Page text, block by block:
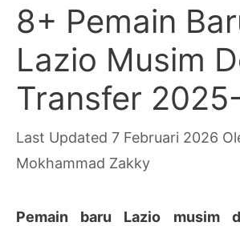
8+ Pemain
Lazio Musim
Transfer
7 Februari 2026
Mokhammad Zakky
Pemain baru Lazio musim